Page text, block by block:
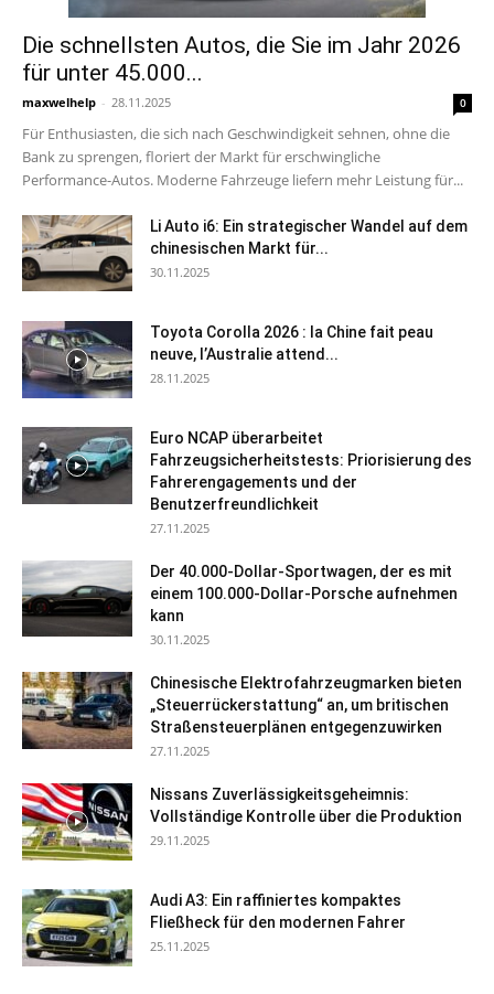
Die schnellsten Autos, die Sie im Jahr 2026
für unter 45.000...
maxwelhelp - 28.11.2025 0
Für Enthusiasten, die sich nach Geschwindigkeit sehnen, ohne die
Bank zu sprengen, floriert der Markt für erschwingliche
Performance-Autos. Moderne Fahrzeuge liefern mehr Leistung für...
Li Auto i6: Ein strategischer Wandel auf dem
chinesischen Markt für...
30.11.2025
Toyota Corolla 2026 : la Chine fait peau
neuve, l’Australie attend...
28.11.2025
Euro NCAP überarbeitet
Fahrzeugsicherheitstests: Priorisierung des
Fahrerengagements und der
Benutzerfreundlichkeit
27.11.2025
Der 40.000-Dollar-Sportwagen, der es mit
einem 100.000-Dollar-Porsche aufnehmen
kann
30.11.2025
Chinesische Elektrofahrzeugmarken bieten
„Steuerrückerstattung“ an, um britischen
Straßensteuerplänen entgegenzuwirken
27.11.2025
Nissans Zuverlässigkeitsgeheimnis:
Vollständige Kontrolle über die Produktion
29.11.2025
Audi A3: Ein raffiniertes kompaktes
Fließheck für den modernen Fahrer
25.11.2025